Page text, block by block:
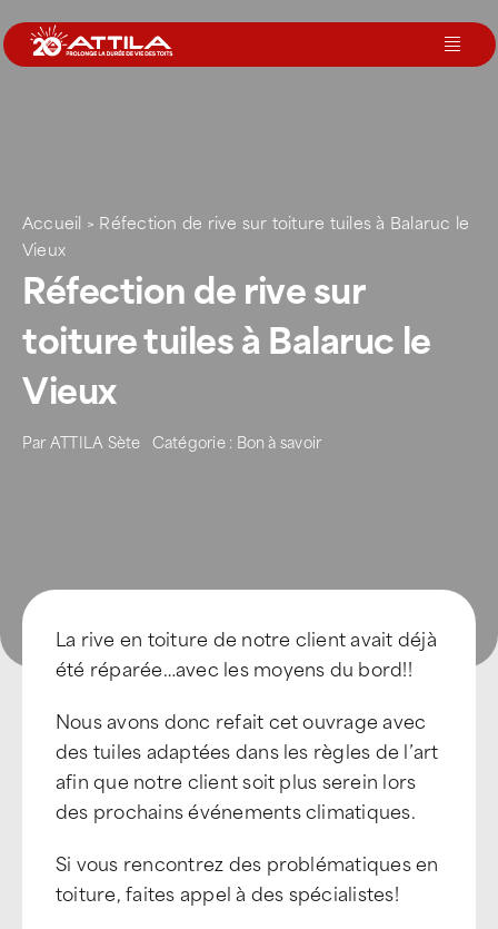
au
contenu
Nos agences
Votre toit
Accueil > Réfection de rive sur toiture tuiles à Balaruc le
Vieux
Réfection de rive sur
toiture tuiles à Balaruc le
Vieux
ParATTILA Sète Catégorie : Bon à savoir
La rive en toiture de notre client avait déjà
été réparée…avec les moyens du bord!!
Nous avons donc refait cet ouvrage avec
des tuiles adaptées dans les règles de l’art
afin que notre client soit plus serein lors
des prochains événements climatiques.
Si vous rencontrez des problématiques en
toiture, faites appel à des spécialistes!